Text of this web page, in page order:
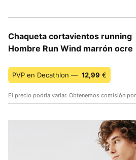
Chaqueta cortavientos running
Hombre Run Wind marrón ocre
PVP en Decathlon — 12,99 €
El precio podría variar. Obtenemos comisión